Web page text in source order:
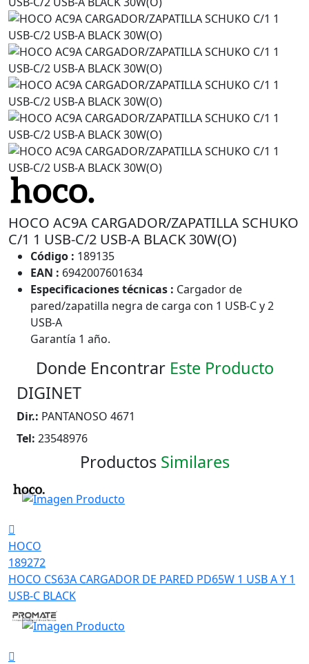
HOCO AC9A CARGADOR/ZAPATILLA SCHUKO
C/1 1 USB-C/2 USB-A BLACK 30W(O)
Código : 189135
EAN : 6942007601634
Especificaciones técnicas : Cargador de
pared/zapatilla negra de carga con 1 USB-C y 2
USB-A
Garantía 1 año.
Donde Encontrar Este Producto
DIGINET
Dir.: PANTANOSO 4671
Tel: 23548976
Productos Similares
HOCO
189272
HOCO CS63A CARGADOR DE PARED PD65W 1 USB A Y 1
USB-C BLACK